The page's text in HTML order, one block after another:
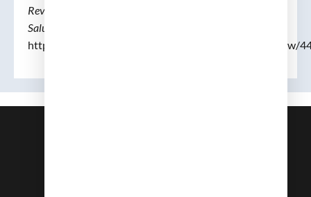
Revista d’Història de la Medicina i de les Ciències de la
Salut
https://www.raco.cat/index.php/Gimbernat/article/view/